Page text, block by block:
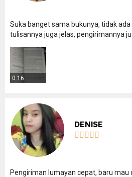
Suka banget sama bukunya, tidak
tulisannya juga jelas, pengirimannya
0:16
DENISE
    
Pengiriman lumayan cepat, baru mau